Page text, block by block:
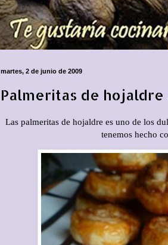
martes, 2 de junio de 2009
Palmeritas de hojaldre
Las palmeritas de hojaldre es uno de los
tenemos hecho